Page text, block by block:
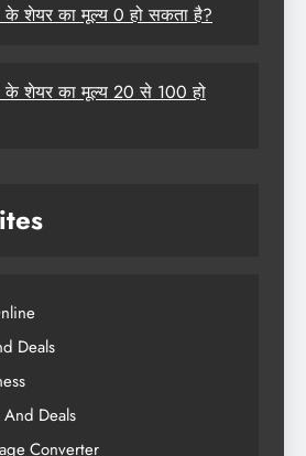
के शेयर का मूल्य 0 हो सकता है?
के शेयर का मूल्य 20 से 100 हो
Deals
And Deals
Converter